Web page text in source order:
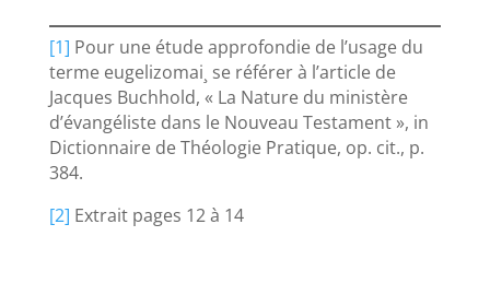
[1] Pour une étude approfondie de l’usage du
terme eugelizomai¸ se référer à l’article de
Jacques Buchhold, « La Nature du ministère
d’évangéliste dans le Nouveau Testament », in
Dictionnaire de Théologie Pratique, op. cit., p.
384.
[2] Extrait pages 12 à 14